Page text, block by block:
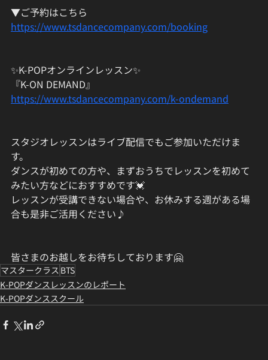
▼ご予約はこちら
https://www.tsdancecompany.com/booking
✨K-POPオンラインレッスン✨
『K-ON DEMAND』
https://www.tsdancecompany.com/k-ondemand
スタジオレッスンはライブ配信でもご参加いただけま
す。
ダンスが初めての方や、まずおうちでレッスンを初めて
みたい方などにおすすめです💓
レッスンが受講できない場合や、お休みする週がある場
合も是非ご活用ください♪
皆さまのお越しをお待ちしております🤗
マスタークラス BTS
K-POPダンスレッスンのレポート
K-POPダンススクール